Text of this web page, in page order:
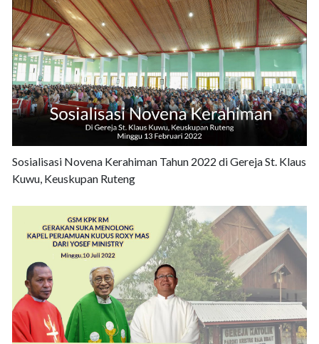
Sosialisasi Novena Kerahiman Tahun 2022 di Gereja St. Klaus
Kuwu, Keuskupan Ruteng